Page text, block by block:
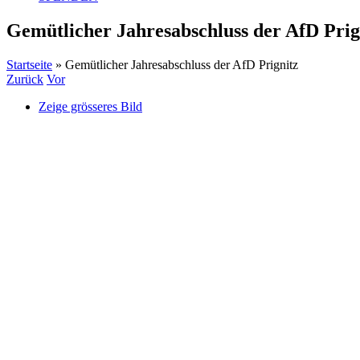
Gemütlicher Jahresabschluss der AfD
Startseite » Gemütlicher Jahresabschluss der AfD Prignitz
Zurück Vor
Zeige grösseres Bild